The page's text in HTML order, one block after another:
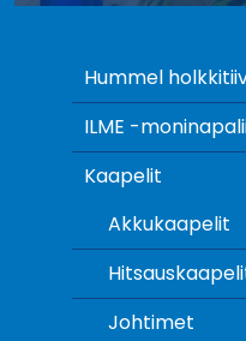
Hummel
ILME -
Kaapelit
Akkukaapelit
Johtimet